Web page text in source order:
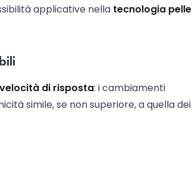
applicative nella tecnologia pelle
velocità di risposta: i cambiamenti
simile, se non superiore, a quella dei